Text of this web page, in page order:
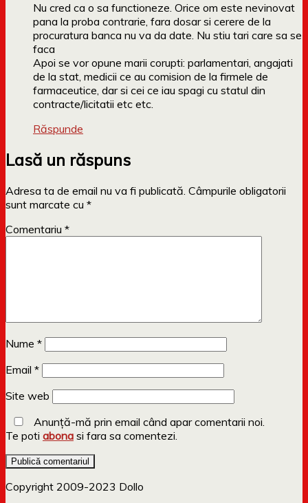
Nu cred ca o sa functioneze. Orice om este nevinovat
pana la proba contrarie, fara dosar si cerere de la
procuratura banca nu va da date. Nu stiu tari care sa se
faca
Apoi se vor opune marii corupti: parlamentari, angajati
de la stat, medicii ce au comision de la firmele de
farmaceutice, dar si cei ce iau spagi cu statul din
contracte/licitatii etc etc.
Răspunde
Lasă un răspuns
Adresa ta de email nu va fi publicată. Câmpurile obligatorii
sunt marcate cu *
Comentariu *
Nume *
Email *
Site web
Anunță-mă prin email când apar comentarii noi.
Te poti abona si fara sa comentezi.
Copyright 2009-2023 Dollo